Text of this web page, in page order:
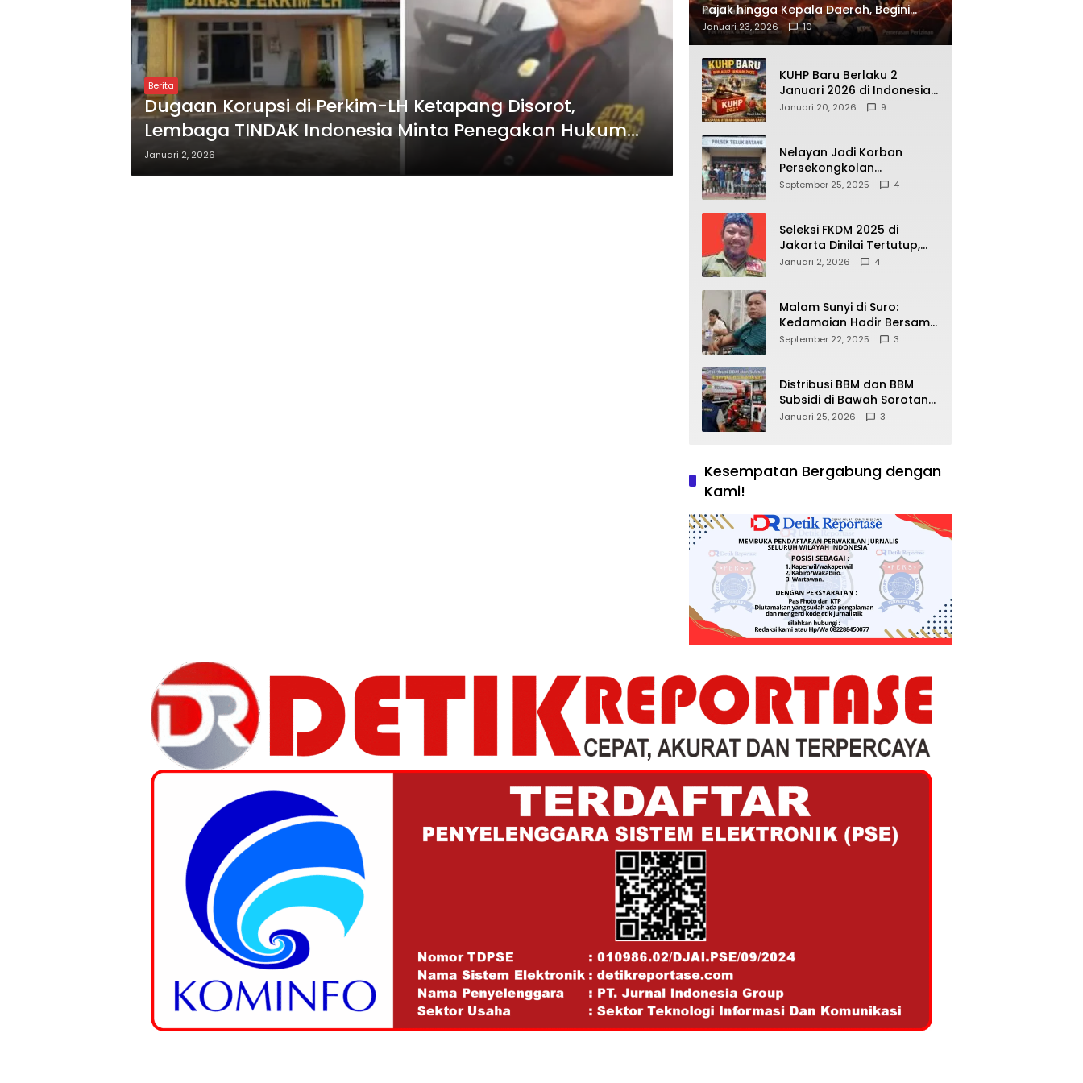
Berita
Dugaan Korupsi di Perkim-LH Ketapang Disorot,
Lembaga TINDAK Indonesia Minta Penegakan Hukum
Bertindak Cepat
Januari 2, 2026
Pajak hingga Kepala Daerah, Begini
Wajah Korupsi yang Terbongkar
Januari 23, 2026 10
KUHP Baru Berlaku 2
Januari 2026 di Indonesia,
Apa Dampaknya bagi
Dipahami Publik
Januari 20, 2026 9
Nelayan Jadi Korban
Persekongkolan
Penyelewengan BBM
September 25, 2025 4
Seleksi FKDM 2025 di
Jakarta Dinilai Tertutup,
Transparansi
Januari 2, 2026 4
Malam Sunyi di Suro:
Kedamaian Hadir Bersama
Secangkir Kopi Hangat
September 22, 2025 3
Distribusi BBM dan BBM
Subsidi di Bawah Sorotan
Publik: Antara Kepentingan
Januari 25, 2026 3
Kesempatan Bergabung dengan
Kami!